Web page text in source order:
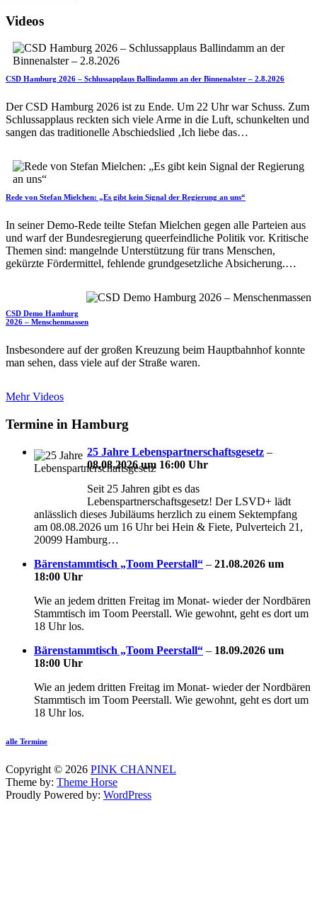
Videos
CSD Hamburg 2026 – Schlussapplaus Ballindamm an der Binnenalster – 2.8.2026
Der CSD Hamburg 2026 ist zu Ende. Um 22 Uhr war Schuss. Zum
Schlussapplaus reckten sich viele Arme in die Luft, schunkelten und
sangen das traditionelle Abschiedslied ‚Ich liebe das…
Rede von Stefan Mielchen: „Es gibt kein Signal der Regierung an uns“
In seiner Demo-Rede teilte Stefan Mielchen gegen alle Parteien aus
und warf der Bundesregierung queerfeindliche Politik vor. Kritische
Themen sind: mangelnde Unterstützung für trans Menschen,
gekürzte Fördermittel, fehlende grundgesetzliche Absicherung.…
CSD Demo Hamburg
2026 – Menschenmassen
Insbesondere auf der großen Kreuzung beim Hauptbahnhof konnte
man sehen, dass viele auf der Straße waren.
Mehr Videos
Termine in Hamburg
25 Jahre Lebenspartnerschaftsgesetz –
08.08.2026 um 16:00 Uhr
Seit 25 Jahren gibt es das
Lebenspartnerschaftsgesetz! Der LSVD+ lädt
anlässlich dieses Jubiläums herzlich zu einem Sektempfang
am 08.08.2026 um 16 Uhr bei Hein & Fiete, Pulverteich 21,
20099 Hamburg…
Bärenstammtisch „Toom Peerstall“ – 21.08.2026 um
18:00 Uhr
Wie an jedem dritten Freitag im Monat- wieder der Nordbären
Stammtisch im Toom Peerstall. Wie gewohnt, geht es dort um
18 Uhr los.
Bärenstammtisch „Toom Peerstall“ – 18.09.2026 um
18:00 Uhr
Wie an jedem dritten Freitag im Monat- wieder der Nordbären
Stammtisch im Toom Peerstall. Wie gewohnt, geht es dort um
18 Uhr los.
alle Termine
Copyright © 2026 PINK CHANNEL
Theme by: Theme Horse
Proudly Powered by: WordPress